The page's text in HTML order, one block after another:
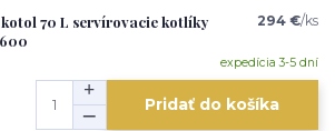
70 L servírovacie kotlíky
294 €/ks
expedícia 3-5 dní
Pridať do košíka